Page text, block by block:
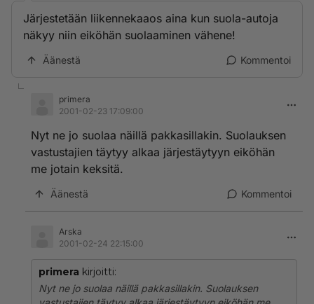
Järjestetään liikennekaaos aina kun suola-autoja
näkyy niin eiköhän suolaaminen vähene!
Äänestä Kommentoi
primera
2001-02-23 17:09:00
Nyt ne jo suolaa näillä pakkasillakin. Suolauksen
vastustajien täytyy alkaa järjestäytyyn eiköhän
me jotain keksitä.
Äänestä Kommentoi
Arska
2001-02-24 22:15:00
primera kirjoitti:
Nyt ne jo suolaa näillä pakkasillakin. Suolauksen